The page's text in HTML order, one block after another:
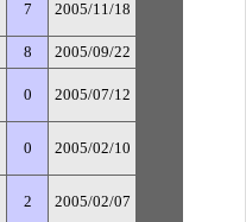
7 2005/11/18
8
2005/09/22
0 2005/07/12
0 2005/02/10
2 2005/02/07